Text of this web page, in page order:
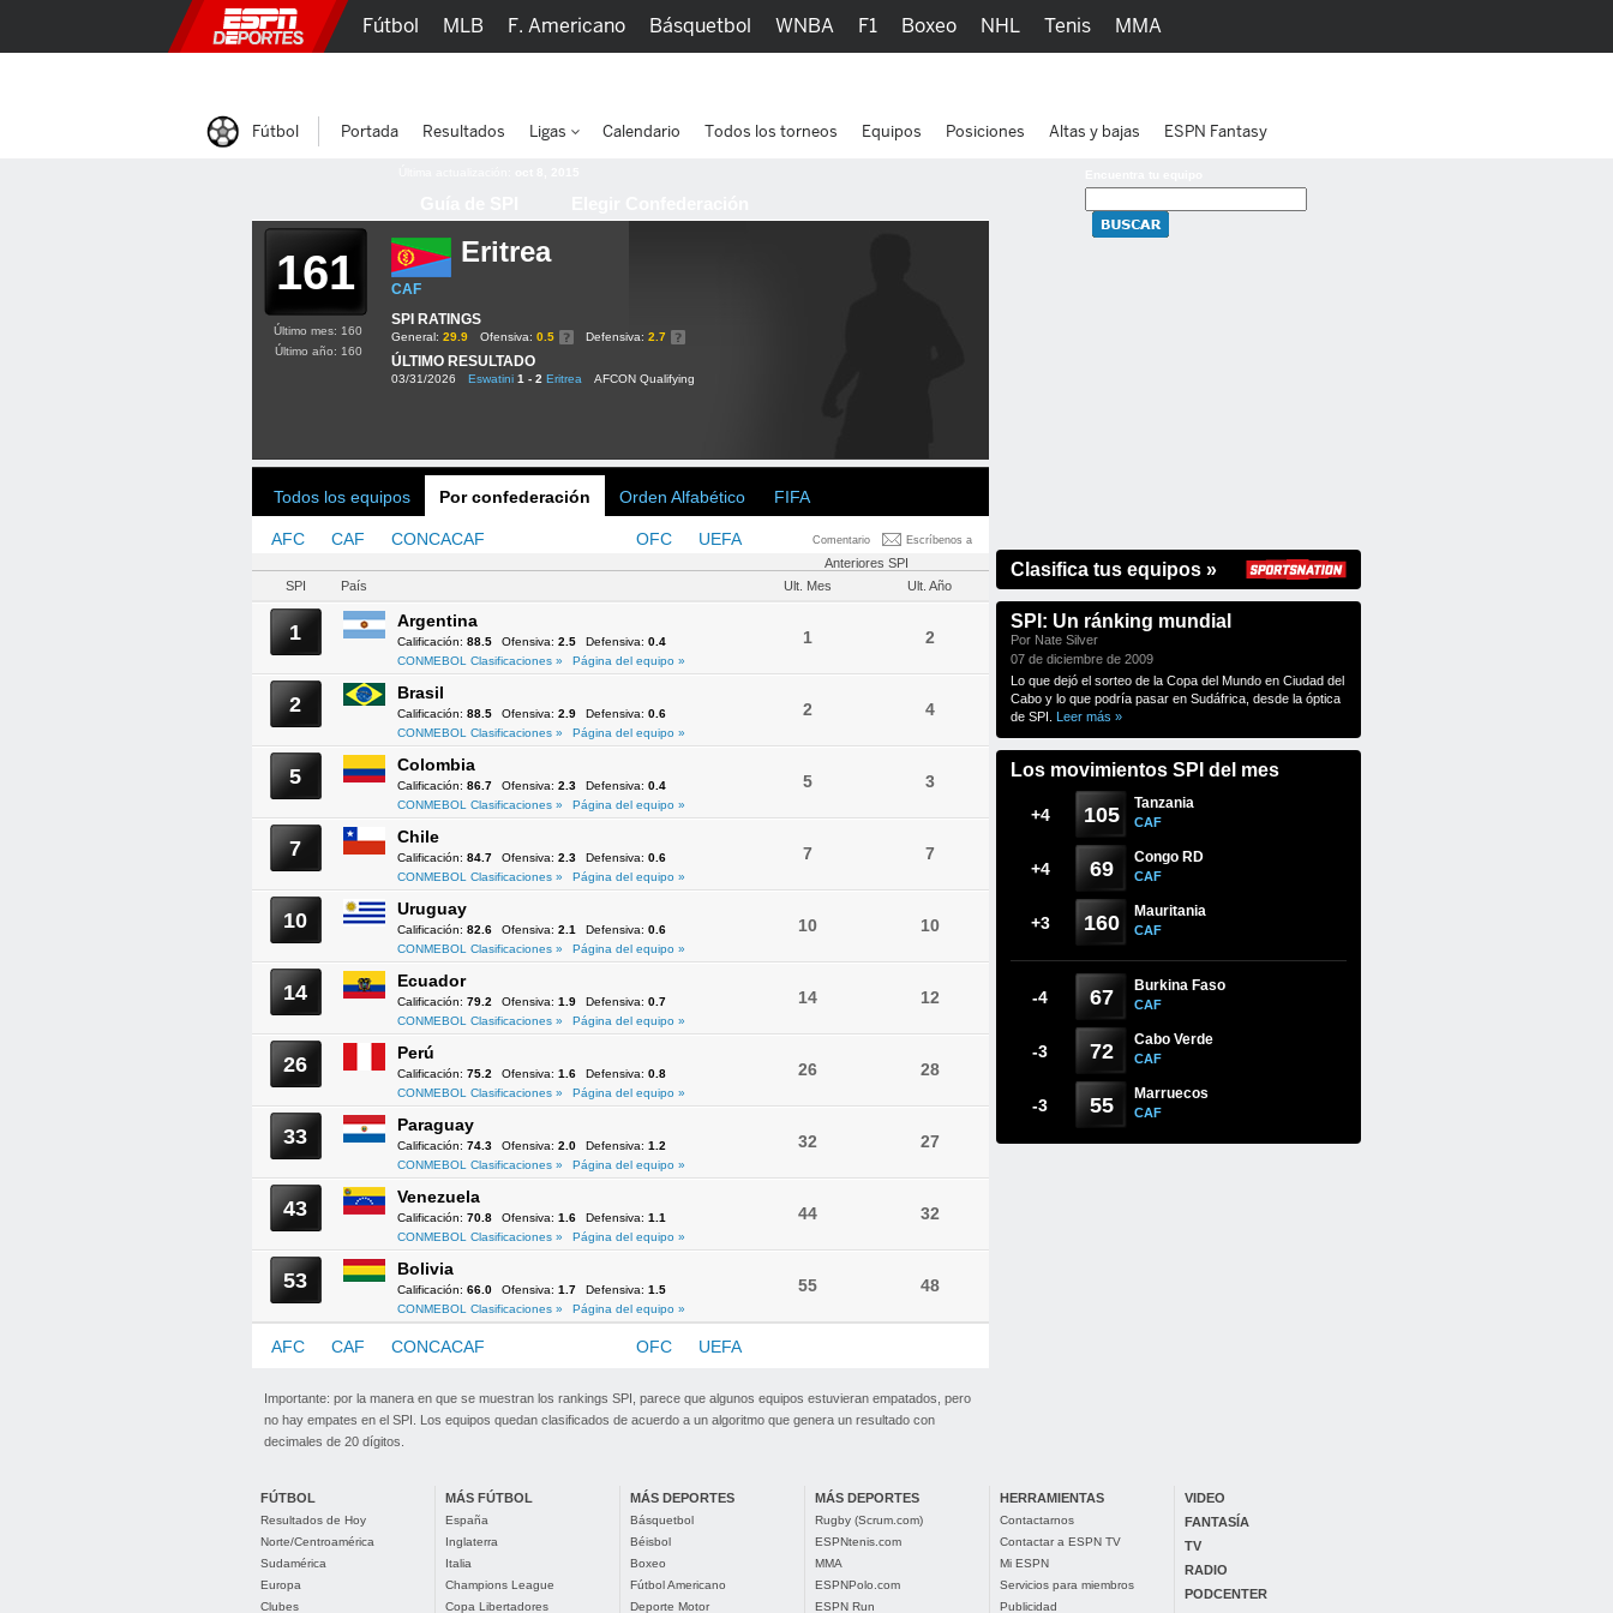
161 Eritrea
CAF
SPI RATINGS
General: 29.9 Ofensiva: 0.5 Defensiva: 2.7
ÚLTIMO RESULTADO
03/31/2026 Eswatini 1 - 2 Eritrea AFCON Qualifying
Último mes: 160
Último año: 160
Todos los equipos Por confederación Orden Alfabético FIFA
Comentario Escríbenos a
AFC CAF CONCACAF OFC UEFA
Anteriores SPI
SPI
País Ult. Mes Ult. Año
1 Argentina
Calificación: 88.5 Ofensiva: 2.5 Defensiva: 0.4
CONMEBOL Clasificaciones »
Página del equipo »
1 2
2 Brasil
Calificación: 88.5 Ofensiva: 2.9 Defensiva: 0.6
CONMEBOL Clasificaciones »
Página del equipo »
2 4
5 Colombia
Calificación: 86.7 Ofensiva: 2.3 Defensiva: 0.4
CONMEBOL Clasificaciones »
Página del equipo »
5 3
7 Chile
Calificación: 84.7 Ofensiva: 2.3 Defensiva: 0.6
CONMEBOL Clasificaciones »
Página del equipo »
7 7
10 Uruguay
Calificación: 82.6 Ofensiva: 2.1 Defensiva: 0.6
CONMEBOL Clasificaciones »
Página del equipo »
10 10
14 Ecuador
Calificación: 79.2 Ofensiva: 1.9 Defensiva: 0.7
CONMEBOL Clasificaciones »
Página del equipo »
14 12
26 Perú
Calificación: 75.2 Ofensiva: 1.6 Defensiva: 0.8
CONMEBOL Clasificaciones »
Página del equipo »
26 28
33 Paraguay
Calificación: 74.3 Ofensiva: 2.0 Defensiva: 1.2
CONMEBOL Clasificaciones »
Página del equipo »
32 27
43 Venezuela
Calificación: 70.8 Ofensiva: 1.6 Defensiva: 1.1
CONMEBOL Clasificaciones »
Página del equipo »
44 32
53 Bolivia
Calificación: 66.0 Ofensiva: 1.7 Defensiva: 1.5
CONMEBOL Clasificaciones »
Página del equipo »
55 48
AFC CAF CONCACAF OFC UEFA
Importante: por la manera en que se muestran los rankings SPI, parece que algunos equipos estuvieran empatados, pero
no hay empates en el SPI. Los equipos quedan clasificados de acuerdo a un algoritmo que genera un resultado con
decimales de 20 dígitos.
Clasifica tus equipos »
SPI: Un ránking mundial
Por Nate Silver
07 de diciembre de 2009
Lo que dejó el sorteo de la Copa del Mundo en Ciudad del
Cabo y lo que podría pasar en Sudáfrica, desde la óptica
de SPI. Leer más »
Los movimientos SPI del mes
+4 105 Tanzania
CAF
+4 69 Congo RD
CAF
+3 160 Mauritania
CAF
-4 67 Burkina Faso
CAF
-3 72 Cabo Verde
CAF
-3 55 Marruecos
CAF
FÚTBOL
Resultados de Hoy
Norte/Centroamérica
Sudamérica
Europa
Clubes
MÁS FÚTBOL
España
Inglaterra
Italia
Champions League
Copa Libertadores
MÁS DEPORTES
Básquetbol
Béisbol
Boxeo
Fútbol Americano
Deporte Motor
MÁS DEPORTES
Rugby (Scrum.com)
ESPNtenis.com
MMA
ESPNPolo.com
ESPN Run
HERRAMIENTAS
Contactarnos
Contactar a ESPN TV
Mi ESPN
Servicios para miembros
Publicidad
VIDEO
FANTASÍA
TV
RADIO
PODCENTER
Fútbol MLB F. Americano Básquetbol WNBA F1 Boxeo NHL Tenis MMA
Fútbol Portada Resultados Ligas Calendario Todos los torneos Equipos Posiciones Altas y bajas ESPN Fantasy